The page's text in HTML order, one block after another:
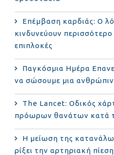
Επέμβαση καρδιάς: Ο
κινδυνεύουν
επιπλοκές
Παγκόσμια Ημέρα
να σώσουμε μια
The Lancet: Οδικός
πρόωρων θανάτων κατά
Η μείωση της
ρίξει την αρτηριακή πίεση